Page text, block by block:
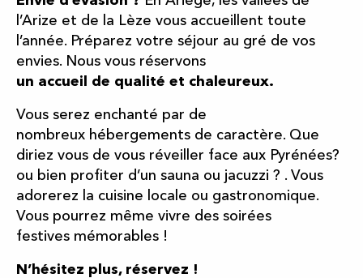
l’Arize et de la Lèze vous accueillent toute
l’année. Préparez votre séjour au gré de vos
envies. Nous vous réservons
un accueil de qualité et chaleureux.
Vous serez enchanté par de
nombreux hébergements de caractère. Que
diriez vous de vous réveiller face aux Pyrénées?
ou bien profiter d’un sauna ou jacuzzi ? . Vous
adorerez la cuisine locale ou gastronomique.
Vous pourrez même vivre des soirées
festives mémorables !
N’hésitez plus, réservez !